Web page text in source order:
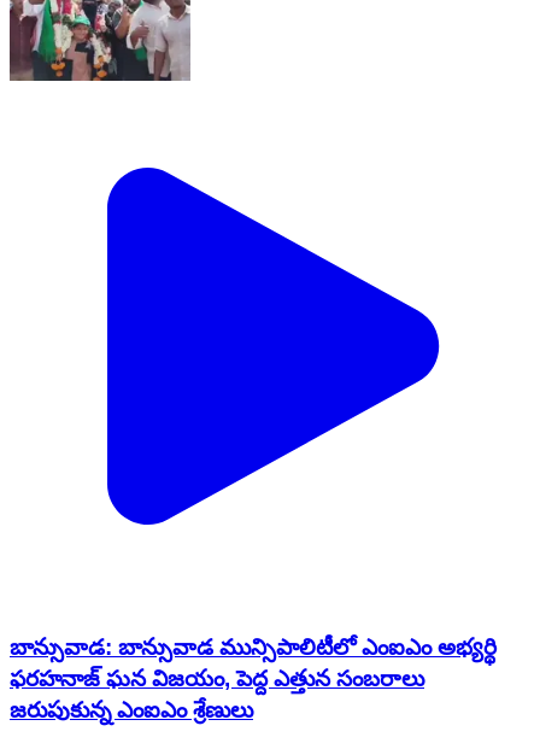
బాన్సువాడ: బాన్సువాడ మున్సిపాలిటీలో ఎంఐఎం అభ్యర్థి
ఫరహనాజ్ ఘన విజయం, పెద్ద ఎత్తున సంబరాలు
జరుపుకున్న ఎంఐఎం శ్రేణులు